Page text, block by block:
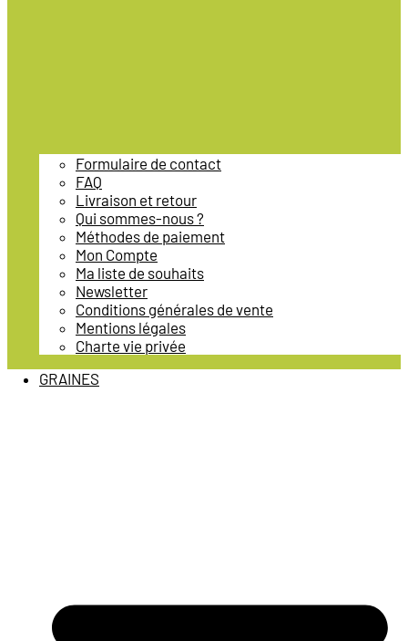
Formulaire de contact
FAQ
Livraison et retour
Qui sommes-nous ?
Méthodes de paiement
Mon Compte
Ma liste de souhaits
Newsletter
Conditions générales de vente
Mentions légales
Charte vie privée
GRAINES